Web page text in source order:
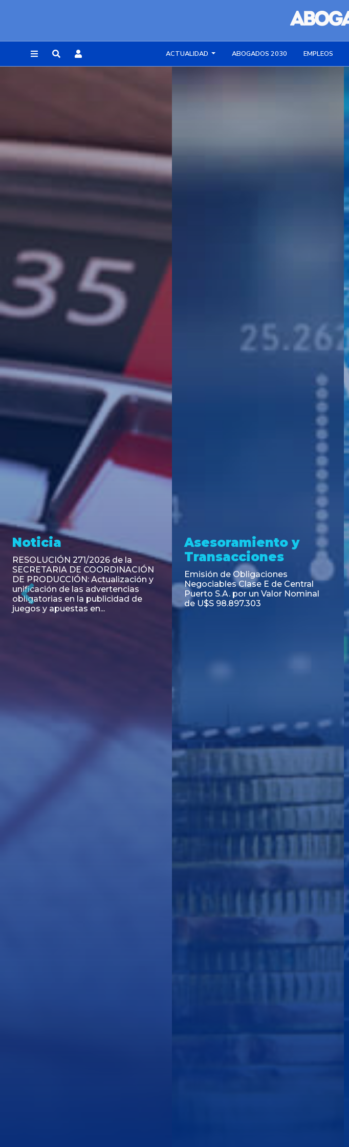
ACTUALIDAD ABOGADOS 2030 EMPLEOS
Noticia
RESOLUCIÓN 271/2026 de la
SECRETARIA DE COORDINACIÓN
DE PRODUCCIÓN: Actualización y
unificación de las advertencias
obligatorias en la publicidad de
juegos y apuestas en...
Asesoramiento y
Transacciones
Emisión de Obligaciones
Negociables Clase E de Central
Puerto S.A. por un Valor Nominal
de U$S 98.897.303
Previous